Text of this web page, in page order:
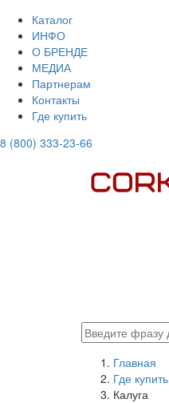
Каталог
ИНФО
О БРЕНДЕ
МЕДИА
Партнерам
Контакты
Где купить
8 (800) 333-23-66
Главная
Где купить
Калуга